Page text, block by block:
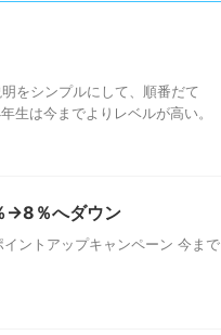
をシンプルにして、順番だて
生は今までよりレベルが高い。
→8％へダウン
ントアップキャンペーン 今まで